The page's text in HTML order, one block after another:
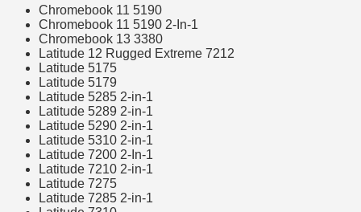
Chromebook 11 5190
Chromebook 11 5190 2-In-1
Chromebook 13 3380
Latitude 12 Rugged Extreme 7212
Latitude 5175
Latitude 5179
Latitude 5285 2-in-1
Latitude 5289 2-in-1
Latitude 5290 2-in-1
Latitude 5310 2-in-1
Latitude 7200 2-In-1
Latitude 7210 2-in-1
Latitude 7275
Latitude 7285 2-in-1